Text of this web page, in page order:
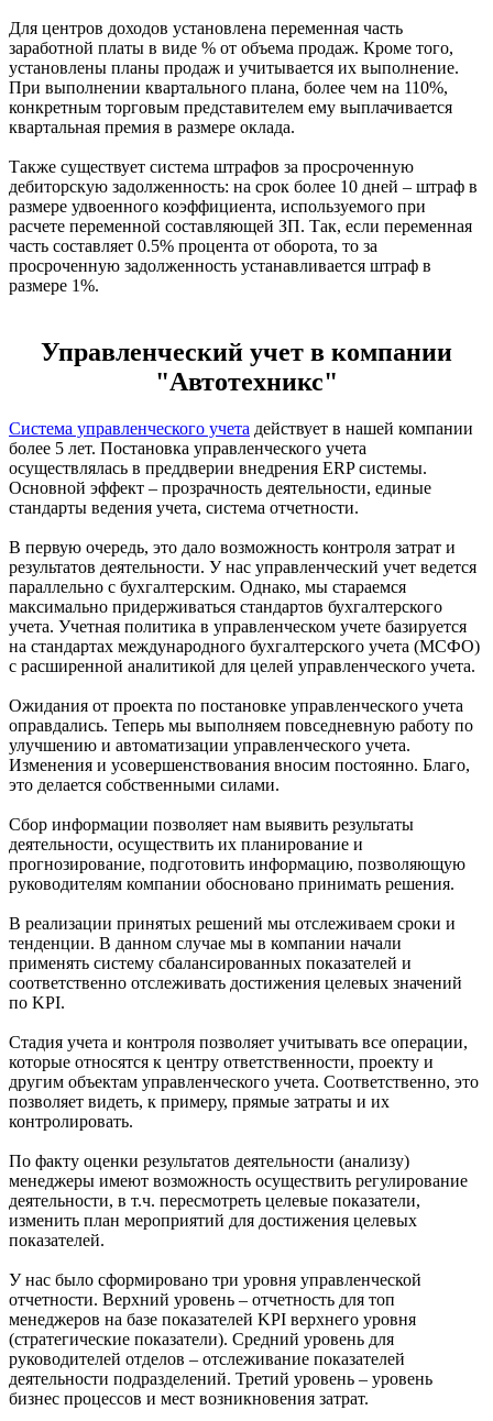
Для центров доходов установлена переменная часть
заработной платы в виде % от объема продаж. Кроме того,
установлены планы продаж и учитывается их выполнение.
При выполнении квартального плана, более чем на 110%,
конкретным торговым представителем ему выплачивается
квартальная премия в размере оклада.
Также существует система штрафов за просроченную
дебиторскую задолженность: на срок более 10 дней – штраф в
размере удвоенного коэффициента, используемого при
расчете переменной составляющей ЗП. Так, если переменная
часть составляет 0.5% процента от оборота, то за
просроченную задолженность устанавливается штраф в
размере 1%.
Управленческий учет в компании
"Автотехникс"
Система управленческого учета действует в нашей компании
более 5 лет. Постановка управленческого учета
осуществлялась в преддверии внедрения ERP системы.
Основной эффект – прозрачность деятельности, единые
стандарты ведения учета, система отчетности.
В первую очередь, это дало возможность контроля затрат и
результатов деятельности. У нас управленческий учет ведется
параллельно с бухгалтерским. Однако, мы стараемся
максимально придерживаться стандартов бухгалтерского
учета. Учетная политика в управленческом учете базируется
на стандартах международного бухгалтерского учета (МСФО)
с расширенной аналитикой для целей управленческого учета.
Ожидания от проекта по постановке управленческого учета
оправдались. Теперь мы выполняем повседневную работу по
улучшению и автоматизации управленческого учета.
Изменения и усовершенствования вносим постоянно. Благо,
это делается собственными силами.
Сбор информации позволяет нам выявить результаты
деятельности, осуществить их планирование и
прогнозирование, подготовить информацию, позволяющую
руководителям компании обосновано принимать решения.
В реализации принятых решений мы отслеживаем сроки и
тенденции. В данном случае мы в компании начали
применять систему сбалансированных показателей и
соответственно отслеживать достижения целевых значений
по KPI.
Стадия учета и контроля позволяет учитывать все операции,
которые относятся к центру ответственности, проекту и
другим объектам управленческого учета. Соответственно, это
позволяет видеть, к примеру, прямые затраты и их
контролировать.
По факту оценки результатов деятельности (анализу)
менеджеры имеют возможность осуществить регулирование
деятельности, в т.ч. пересмотреть целевые показатели,
изменить план мероприятий для достижения целевых
показателей.
У нас было сформировано три уровня управленческой
отчетности. Верхний уровень – отчетность для топ
менеджеров на базе показателей KPI верхнего уровня
(стратегические показатели). Средний уровень для
руководителей отделов – отслеживание показателей
деятельности подразделений. Третий уровень – уровень
бизнес процессов и мест возникновения затрат.